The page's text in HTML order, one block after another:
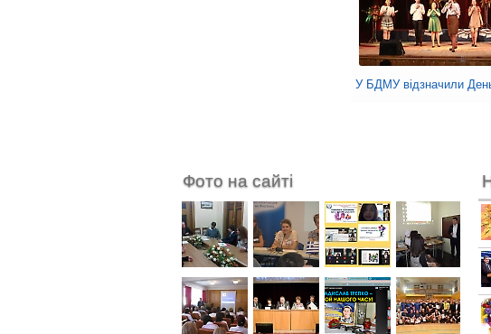
У БДМУ відзначили
Фото на сайті